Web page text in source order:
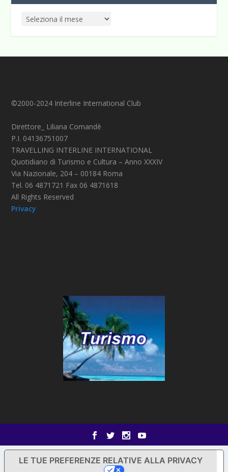
©2000-2024 Interline International Club
Direttore_ Liliana Comandè
P.I. 04136751007
TRAVELLING INTERLINE INTERNATIONAL
Quotidiano di Turismo e Cultura – Anno XXXIV
Via Nazionale, 204 – 00184 Roma
Tel. 06 4871721 Fax 06 4871618
All Rights Reserved
Privacy
LE TUE PREFERENZE RELATIVE ALLA PRIVACY